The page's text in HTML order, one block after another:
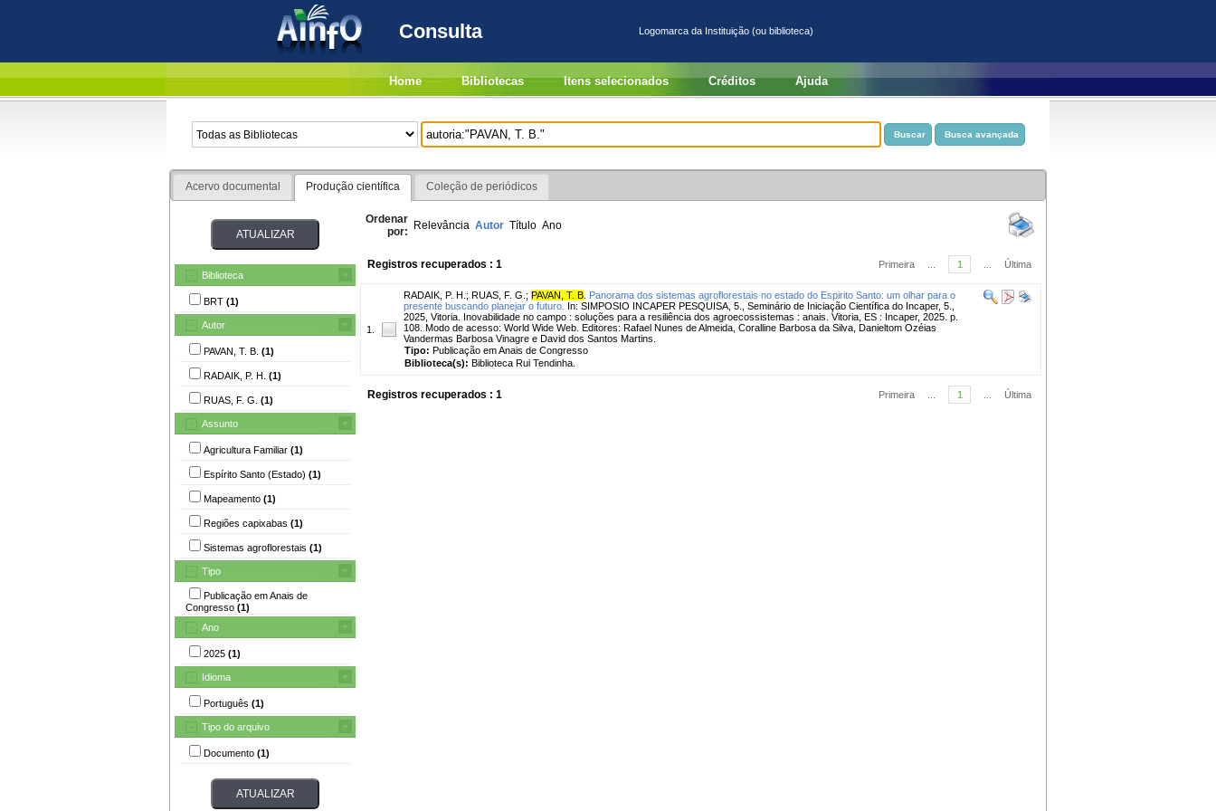
Consulta Logomarca da Instituição (ou biblioteca)
Home Bibliotecas Itens selecionados Créditos Ajuda
Acervo documental Produção científica Coleção de periódicos
Biblioteca
BRT (1)
Autor
PAVAN, T. B. (1)
RADAIK, P. H. (1)
RUAS, F. G. (1)
Assunto
Agricultura Familiar (1)
Espírito Santo (Estado) (1)
Mapeamento (1)
Regiões capixabas (1)
Sistemas agroflorestais (1)
Tipo
Publicação em Anais de
Congresso (1)
Ano
2025 (1)
Idioma
Português (1)
Tipo do arquivo
Documento (1)
Ordenar
por: Relevância Autor Título Ano
Registros recuperados : 1 Primeira 1 Última
1.
RADAIK, P. H. ; RUAS, F. G. ; PAVAN, T. B Panorama dos sistemas agroflorestais no estado do Espirito Santo: um olhar para o
presente buscando planejar o futuro. In: SIMPOSIO INCAPER PESQUISA, 5., Seminário de Iniciação Científica do Incaper, 5.,
2025, Vitoria. Inovabilidade no campo : soluções para a resiliência dos agroecossistemas : anais. Vitoria, ES : Incaper, 2025. p.
108. Modo de acesso: World Wide Web. Editores: Rafael Nunes de Almeida, Coralline Barbosa da Silva, Danieltom Ozéias
Vandermas Barbosa Vinagre e David dos Santos Martins.
Tipo: Publicação em Anais de Congresso
Biblioteca(s): Biblioteca Rui Tendinha.
Registros recuperados : 1 Primeira 1 Última